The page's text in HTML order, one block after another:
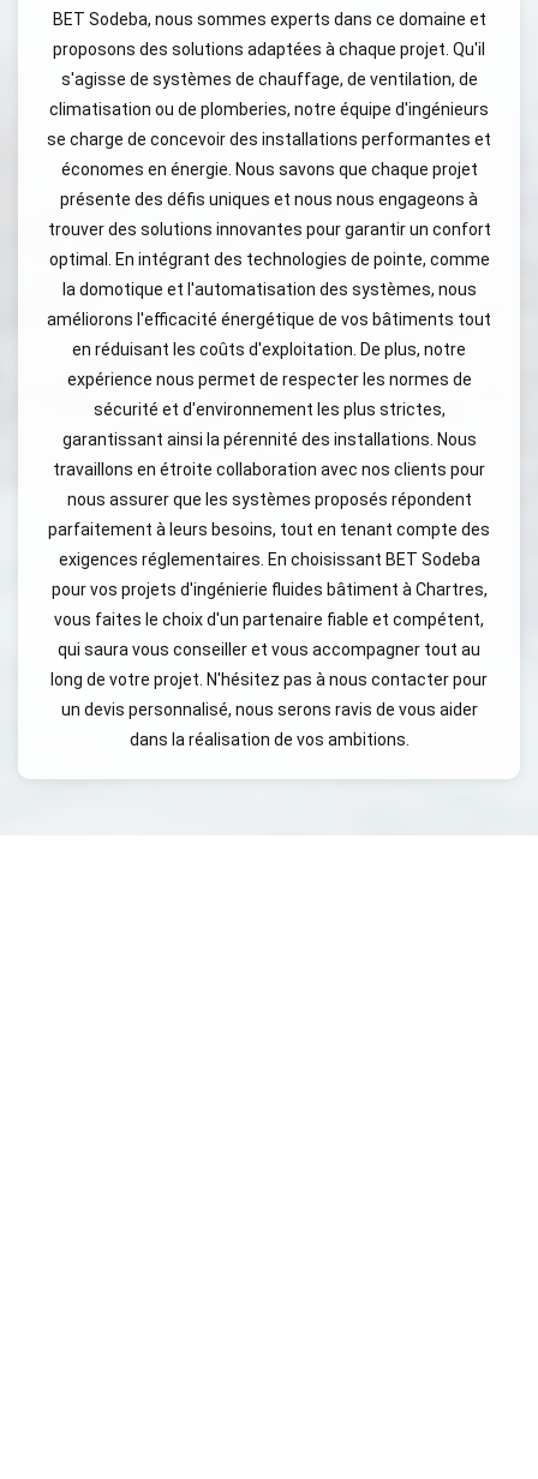
BET Sodeba, nous sommes experts dans ce domaine et
proposons des solutions adaptées à chaque projet. Qu'il
s'agisse de systèmes de chauffage, de ventilation, de
climatisation ou de plomberies, notre équipe d'ingénieurs
se charge de concevoir des installations performantes et
économes en énergie. Nous savons que chaque projet
présente des défis uniques et nous nous engageons à
trouver des solutions innovantes pour garantir un confort
optimal. En intégrant des technologies de pointe, comme
la domotique et l'automatisation des systèmes, nous
améliorons l'efficacité énergétique de vos bâtiments tout
en réduisant les coûts d'exploitation. De plus, notre
expérience nous permet de respecter les normes de
sécurité et d'environnement les plus strictes,
garantissant ainsi la pérennité des installations. Nous
travaillons en étroite collaboration avec nos clients pour
nous assurer que les systèmes proposés répondent
parfaitement à leurs besoins, tout en tenant compte des
exigences réglementaires. En choisissant BET Sodeba
pour vos projets d'ingénierie fluides bâtiment à Chartres,
vous faites le choix d'un partenaire fiable et compétent,
qui saura vous conseiller et vous accompagner tout au
long de votre projet. N'hésitez pas à nous contacter pour
un devis personnalisé, nous serons ravis de vous aider
dans la réalisation de vos ambitions.